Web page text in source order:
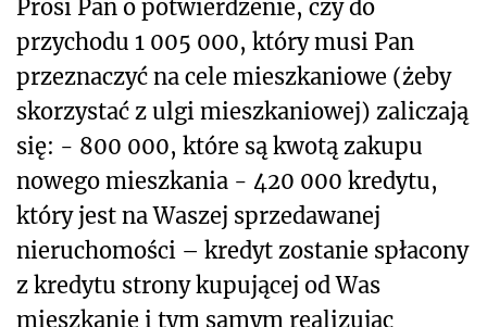
Prosi Pan o potwierdzenie, czy do
przychodu 1 005 000, który musi Pan
przeznaczyć na cele mieszkaniowe (żeby
skorzystać z ulgi mieszkaniowej) zaliczają
się: - 800 000, które są kwotą zakupu
nowego mieszkania - 420 000 kredytu,
który jest na Waszej sprzedawanej
nieruchomości – kredyt zostanie spłacony
z kredytu strony kupującej od Was
mieszkanie i tym samym realizując